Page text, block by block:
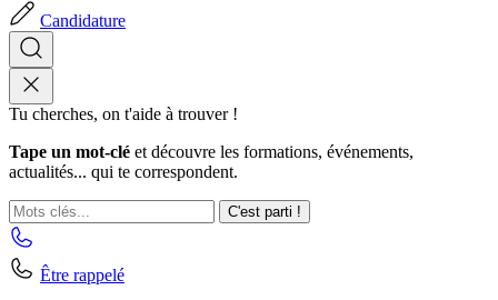
Candidature
Tu cherches, on t'aide à trouver !
Tape un mot-clé et découvre les formations, événements,
actualités... qui te correspondent.
C'est parti !
Être rappelé